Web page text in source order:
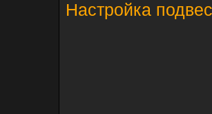
Настройка